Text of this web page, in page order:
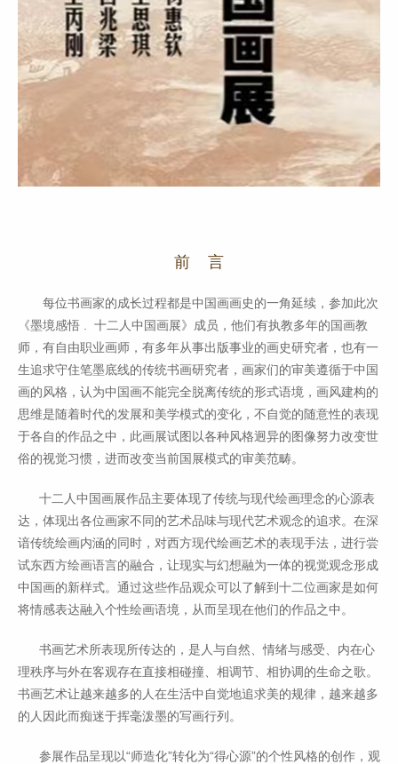
前 言
每位书画家的成长过程都是中国画画史的一角延续，参加此次
《墨境感悟 . 十二人中国画展》成员，他们有执教多年的国画教
师，有自由职业画师，有多年从事出版事业的画史研究者，也有一
生追求守住笔墨底线的传统书画研究者，画家们的审美遵循于中国
画的风格，认为中国画不能完全脱离传统的形式语境，画风建构的
思维是随着时代的发展和美学模式的变化，不自觉的随意性的表现
于各自的作品之中，此画展试图以各种风格迥异的图像努力改变世
俗的视觉习惯，进而改变当前国展模式的审美范畴。
十二人中国画展作品主要体现了传统与现代绘画理念的心源表
达，体现出各位画家不同的艺术品味与现代艺术观念的追求。在深
谙传统绘画内涵的同时，对西方现代绘画艺术的表现手法，进行尝
试东西方绘画语言的融合，让现实与幻想融为一体的视觉观念形成
中国画的新样式。通过这些作品观众可以了解到十二位画家是如何
将情感表达融入个性绘画语境，从而呈现在他们的作品之中。
书画艺术所表现所传达的，是人与自然、情绪与感受、内在心
理秩序与外在客观存在直接相碰撞、相调节、相协调的生命之歌。
书画艺术让越来越多的人在生活中自觉地追求美的规律，越来越多
的人因此而痴迷于挥毫泼墨的写画行列。
参展作品呈现以“师造化”转化为“得心源”的个性风格的创作，观